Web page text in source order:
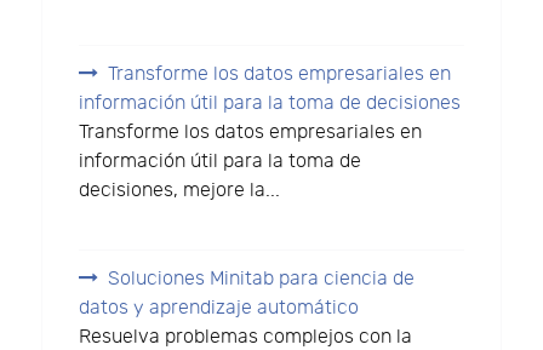
Transforme los datos empresariales en
información útil para la toma de decisiones
Transforme los datos empresariales en
información útil para la toma de
decisiones, mejore la...
Soluciones Minitab para ciencia de
datos y aprendizaje automático
Resuelva problemas complejos con la